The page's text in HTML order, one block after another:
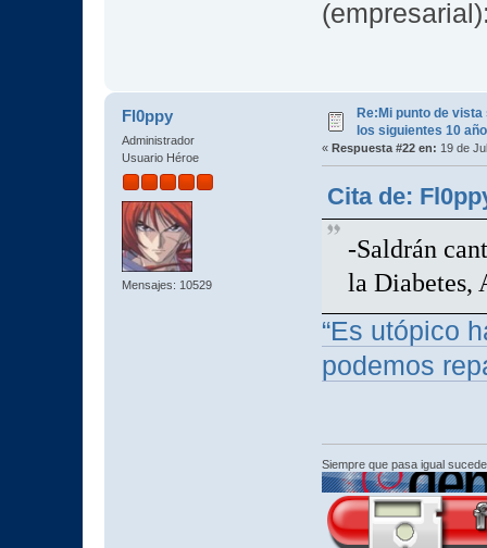
Fl0ppy
Administrador
Usuario Héroe
Mensajes: 10529
Re:Mi punto de
los siguientes 10
« Respuesta #22 en: 19 de
Cita de:
-Saldrán
la Diabetes,
“Es utópico
podemos
Siempre que pasa igual